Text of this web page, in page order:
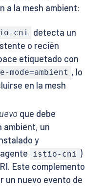
a la mesh ambient:
cni
detecta un
o recién
etiquetado con
, lo
en la mesh
que debe
ambient, un
y
istio-cni )
Este complemento
un nuevo evento de